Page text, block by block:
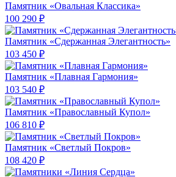
Памятник «Овальная Классика»
100 290 ₽
Памятник «Сдержанная Элегантность»
103 450 ₽
Памятник «Плавная Гармония»
103 540 ₽
Памятник «Православный Купол»
106 810 ₽
Памятник «Светлый Покров»
108 420 ₽